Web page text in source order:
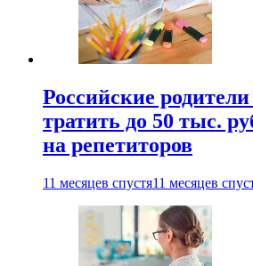
Российские
тратить до 50 тыс.
на репетиторов
11 месяцев спустя11 месяцев